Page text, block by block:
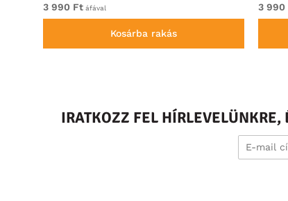
3 990 Ft áfával
Kosárba rakás
3 990
IRATKOZZ FEL